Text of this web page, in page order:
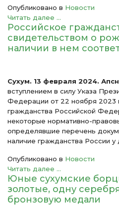
Опубликовано в Новости
Читать далее ...
Российское
свидетельством о
наличии в нем
Cухум. 13 февраля 2024.
вступлением в силу Указа
Федерации от 22 ноября
гражданства Российской
некоторые нормативно-
определявшие перечень
наличие гражданства России у
Опубликовано в Новости
Читать далее ...
Юные сухумские
золотые, одну
бронзовую медали